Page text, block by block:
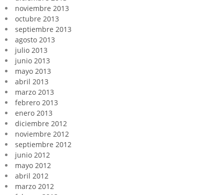
noviembre 2013
octubre 2013
septiembre 2013
agosto 2013
julio 2013
junio 2013
mayo 2013
abril 2013
marzo 2013
febrero 2013
enero 2013
diciembre 2012
noviembre 2012
septiembre 2012
junio 2012
mayo 2012
abril 2012
marzo 2012